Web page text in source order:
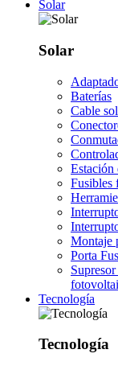
Solar
Solar
Baterías
Cable
Estación
Fusibles
Montaje
Porta
Tecnología
Tecnología